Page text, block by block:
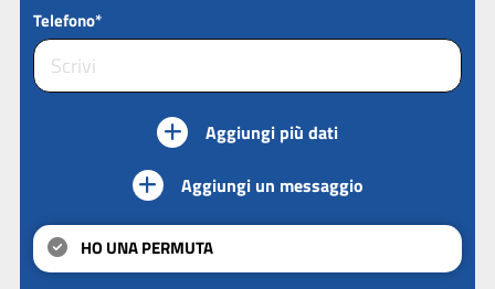
Telefono*
Aggiungi più dati
Aggiungi un messaggio
HO UNA PERMUTA